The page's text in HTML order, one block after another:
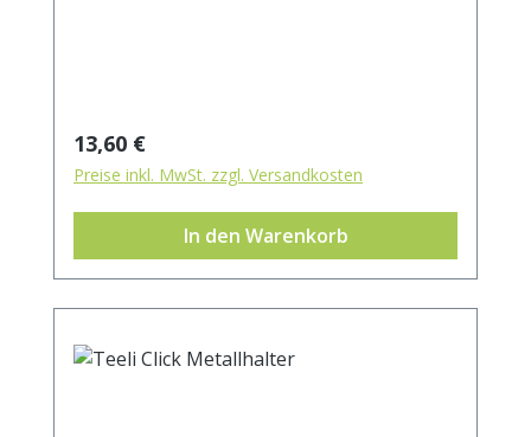
Regulärer Preis:
13,60 €
Preise inkl. MwSt. zzgl. Versandkosten
In den Warenkorb